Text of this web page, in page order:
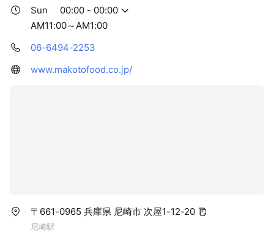
レンドしコシのある麺に打ち上げ2日間熟成させます。
【チャーシュー】 とろけるように柔らかい自慢のチャーシ
で臭みと余分な脂身をそり落とし、 その後、店舗伝承の特
肉汁が広がります。 【半熟煮卵】 「半熟なのに味が染み
Sun
00:00 - 00:00
AM11:00～AM1:00
06-6494-2253
www.makotofood.co.jp/
〒661-0965 兵庫県 尼崎市 次屋1-12-20
尼崎駅